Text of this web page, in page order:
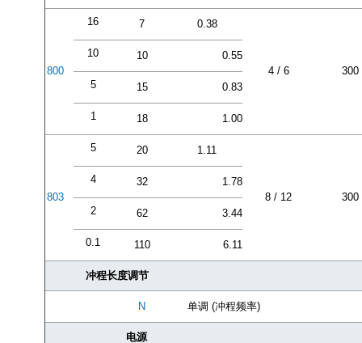
800
16 7 0.38
4 / 6 300
10 10 0.55
5 15 0.83
1 18 1.00
803
5 20 1.11
8 / 12 300
4 32 1.78
2 62 3.44
0.1 110 6.11
冲程长度调节
N 单调 (冲程频率)
电源